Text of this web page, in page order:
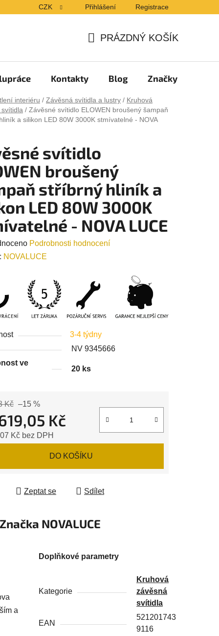
CZK Přihlášení Registrace
KOŠÍK
PRÁZDNÝ KOŠÍK
Kontakty Blog Značky
interiéru / Závěsná svítidla a lustry / Kruhová
/ Závěsné svítidlo ELOWEN broušený šampaň
a silikon LED 80W 3000K stmívatelné - NOVA
svítidlo
broušený
stříbrný hliník a
LED 80W 3000K
- NOVA LUCE
Podrobnosti hodnocení
NOVALUCE
3-4 týdny
NV 9345666
ve
20 ks
Kč –15 %
Kč
Kč bez DPH
DO KOŠÍKU
Zeptat se Sdílet
Značka NOVALUCE
a
Doplňkové parametry
Kategorie
Kruhová
závěsná
svítidla
EAN
521201743
9116